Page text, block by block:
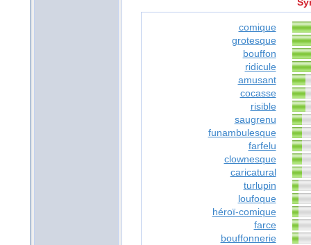
comique
grotesque
bouffon
ridicule
amusant
cocasse
risible
saugrenu
funambulesque
farfelu
clownesque
caricatural
turlupin
loufoque
héroï-comique
farce
bouffonnerie